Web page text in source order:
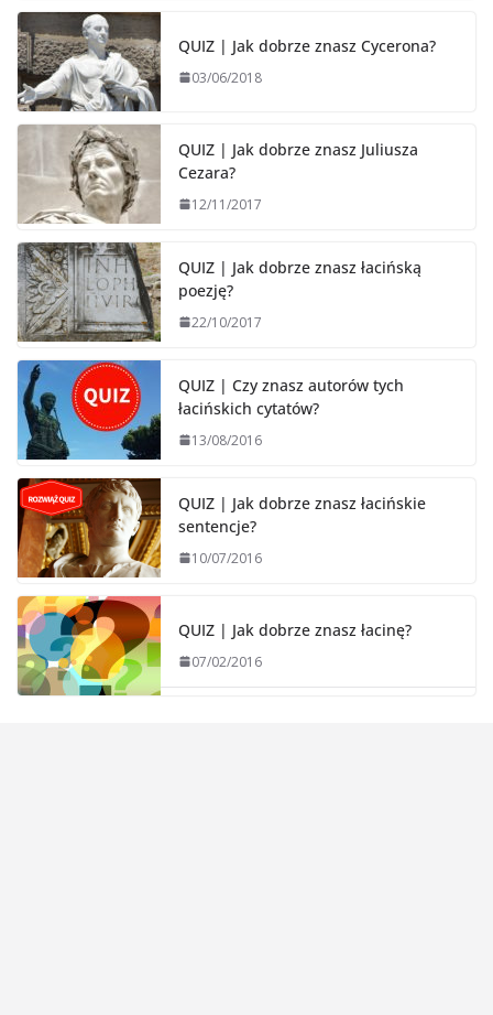
QUIZ | Jak dobrze znasz Cycerona?
03/06/2018
QUIZ | Jak dobrze znasz Juliusza
Cezara?
12/11/2017
QUIZ | Jak dobrze znasz łacińską
poezję?
22/10/2017
QUIZ | Czy znasz autorów tych
łacińskich cytatów?
13/08/2016
QUIZ | Jak dobrze znasz łacińskie
sentencje?
10/07/2016
QUIZ | Jak dobrze znasz łacinę?
07/02/2016